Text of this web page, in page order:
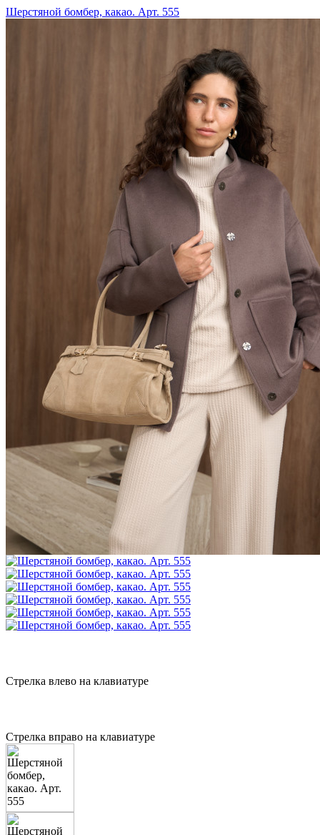
Шерстяной бомбер, какао. Арт. 555
Стрелка влево на клавиатуре
Стрелка вправо на клавиатуре